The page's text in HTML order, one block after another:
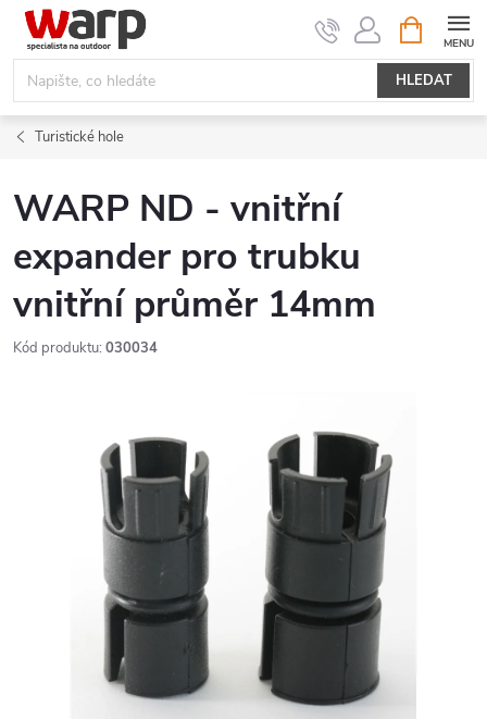
Přejít
obsah
HLEDAT
NÁKUPNÍ
KOŠÍK
Turistické hole
WARP ND - vnitřní
expander pro trubku
vnitřní průměr 14mm
Kód produktu: 030034